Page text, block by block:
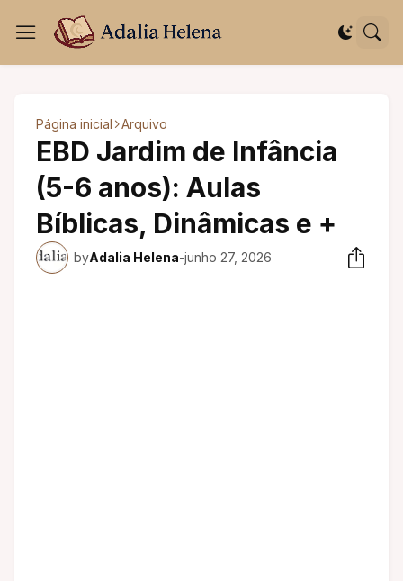
Página inicial Arquivo
EBD Jardim de Infância
(5-6 anos): Aulas
Bíblicas, Dinâmicas e +
byAdalia Helena-junho 27, 2026